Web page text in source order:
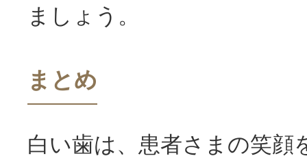
ましょう。
まとめ
白い歯は、患者さまの笑顔